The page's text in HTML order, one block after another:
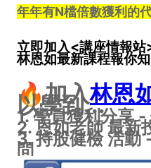
年年有N檔倍數獲利的
立即加入<講座情報
林恩如最新課程報你知
🔥加入林恩
以學到...
1. 學員獲利分享
2. 恩如老師 最新
3. 持股健檢 活動
問